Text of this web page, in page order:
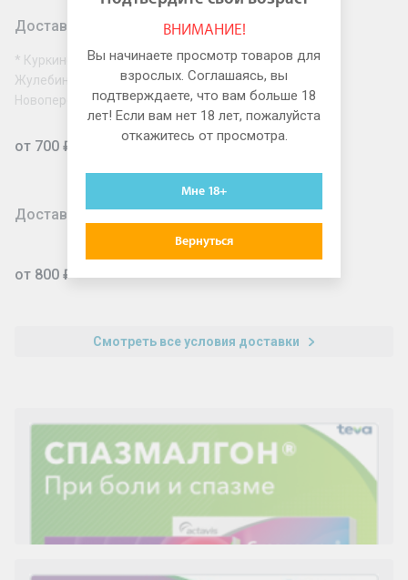
Доставка по Москве за МКАД
* Куркино, Митино, Северное Бутово, Южное Бутово,
Жулебино, Новокосино, Косино-Ухтомский, Солнцево,
Новопеределкино, Рассказовка, Некрасовка
от 700 ₽
Доставка для юридических лиц
от 800 ₽
Смотреть все условия доставки
ВНИМАНИЕ!
Вы начинаете просмотр товаров для
взрослых. Соглашаясь, вы
подтверждаете, что вам больше 18
лет! Если вам нет 18 лет, пожалуйста
откажитесь от просмотра.
Мне 18+
Вернуться